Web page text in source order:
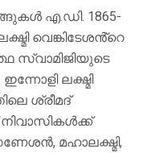
എ.ഡി. 1865-
വെങ്കിടേശൻ്റെ
സ്വാമിജിയുടെ
ലക്ഷ്മി
ശ്രീമദ്
മഹാലക്ഷ്മി,